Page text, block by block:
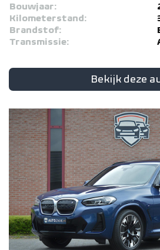
Bouwjaar:
Kilometerstand:
Brandstof:
Transmissie:
Bekijk deze